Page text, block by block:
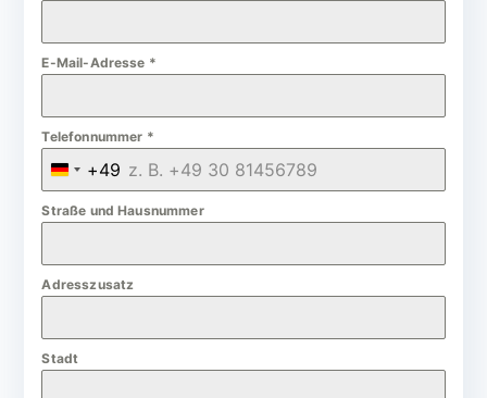
E-Mail-Adresse *
Telefonnummer *
G
e
m
a
y
+49
Straße und Hausnummer
Adresszusatz
Stadt